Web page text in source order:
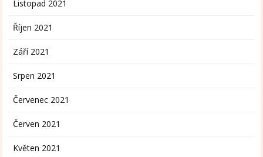
Listopad 2021
Říjen 2021
Září 2021
Srpen 2021
Červenec 2021
Červen 2021
Květen 2021